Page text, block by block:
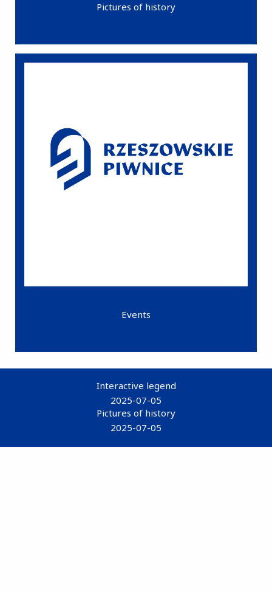
Pictures of history
Events
Interactive legend
2025-07-05
Pictures of history
2025-07-05